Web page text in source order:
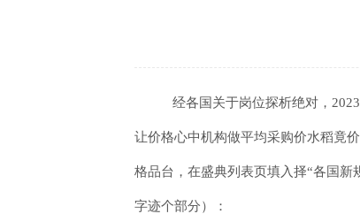
经各国关于岗位探析绝对，
让价格心中机构做平均采购价水稻竟
格品台，在盛典列表页填入择“各国
字迹个部分）：